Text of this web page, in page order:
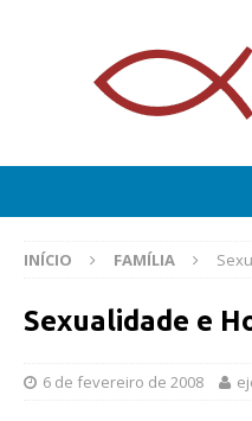
INÍCIO FAMÍLIA
Sexualidade e
6 de fevereiro de 2008